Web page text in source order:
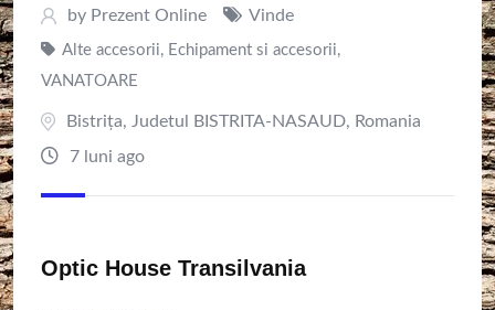
by Prezent Online Vinde
Alte accesorii, Echipament si accesorii,
VANATOARE
Bistriţa, Judetul BISTRITA-NASAUD, Romania
7 luni ago
Optic House Transilvania